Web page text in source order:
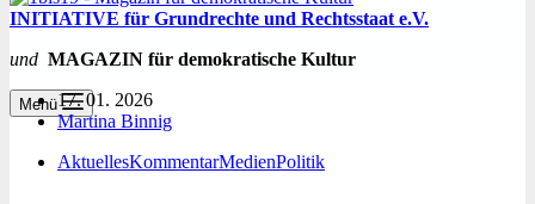
INITIATIVE für Grundrechte und Rechtsstaat e.V.
und MAGAZIN für demokratische Kultur
Menü17. 01. 2026
Martina Binnig
AktuellesKommentarMedienPolitik